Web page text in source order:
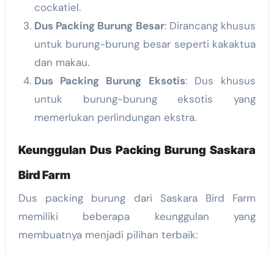
cockatiel.
Dus Packing Burung Besar: Dirancang khusus
untuk burung-burung besar seperti kakaktua
dan makau.
Dus Packing Burung Eksotis: Dus khusus
untuk burung-burung eksotis yang
memerlukan perlindungan ekstra.
Keunggulan Dus Packing Burung Saskara
Bird Farm
Dus packing burung dari Saskara Bird Farm
memiliki beberapa keunggulan yang
membuatnya menjadi pilihan terbaik: